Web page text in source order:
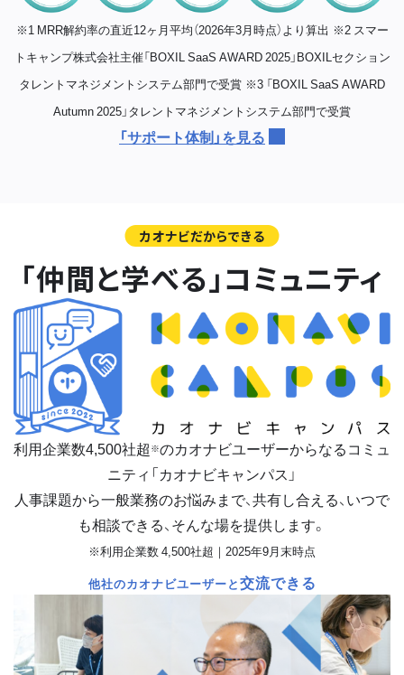
※1 MRR解約率の直近12ヶ月平均（2026年3月時点）より算出 ※2 スマー
トキャンプ株式会社主催「BOXIL SaaS AWARD 2025」BOXILセクション
タレントマネジメントシステム部門で受賞 ※3 「BOXIL SaaS AWARD
Autumn 2025」タレントマネジメントシステム部門で受賞
「サポート体制」を見る
カオナビだからできる
「仲間と学べる」コミュニティ
利用企業数4,500社超 ※のカオナビユーザーからなるコミュ
ニティ「カオナビキャンパス」
人事課題から一般業務のお悩みまで、共有し合える、いつで
も相談できる、そんな場を提供します。
※利用企業数 4,500社超｜2025年9月末時点
他社のカオナビユーザーと交流できる